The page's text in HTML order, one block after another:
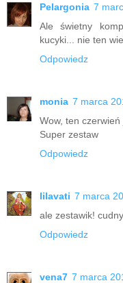
Pelargonia 7
Ale świetny
kucyki... nie ten
Odpowiedz
monia 7 marca
Wow, ten
Super zestaw
Odpowiedz
lilavati 7 marca
ale zestawik!
Odpowiedz
vena7 7 marca